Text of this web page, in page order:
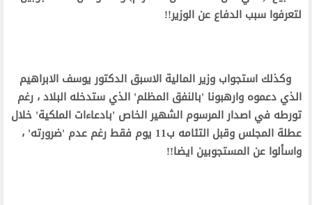
لتعرفوا سبب الدفاع عن الوزير!!
وكذلك استجواب وزير المالية الاسبق الدكتور يوسف الابراهيم
الذي دعموه وارهبونا 'بالنفق المظلم' الذي ستدخله البلاد ، رغم
تورطه في اصدار المرسوم الشهير الخاص 'بادعاءات الملكية' خلال
عطلة المجلس وقبل التئامه ب11 يوم فقط رغم عدم 'ضرورته' ،
واسألوا عن المستجوبين ايضا!!